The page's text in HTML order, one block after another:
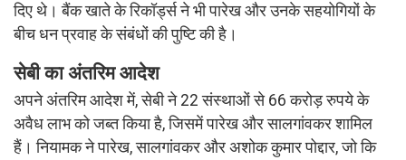
दिए थे। बैंक खाते के रिकॉर्ड्स ने भी पारेख और उनके सहयोगियों के
बीच धन प्रवाह के संबंधों की पुष्टि की है।
सेबी का अंतरिम आदेश
अपने अंतरिम आदेश में, सेबी ने 22 संस्थाओं से 66 करोड़ रुपये के
अवैध लाभ को जब्त किया है, जिसमें पारेख और सालगांवकर शामिल
हैं। नियामक ने पारेख, सालगांवकर और अशोक कुमार पोद्दार, जो कि